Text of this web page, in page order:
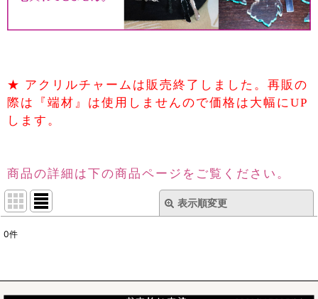
★ アクリルチャームは販売終了しました。再販の
際は『端材』は使用しませんので価格は大幅にUP
します。
商品の詳細は下の商品ページをご覧ください。
表示順変更
並び順:
0件